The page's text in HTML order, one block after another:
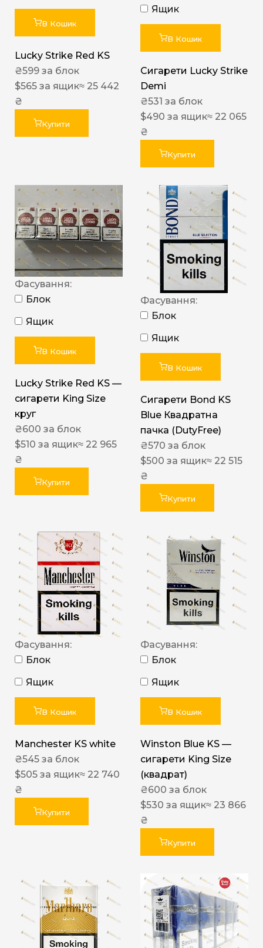
В Кошик
Lucky Strike Red KS
₴599 за блок
$565 за ящик≈ 25 442
₴
Купити
Ящик
В Кошик
Сигарети Lucky Strike
Demi
₴531 за блок
$490 за ящик≈ 22 065
₴
Купити
Фасування:
Блок
Ящик
В Кошик
Lucky Strike Red KS —
сигарети King Size
круг
₴600 за блок
$510 за ящик≈ 22 965
₴
Купити
Фасування:
Блок
Ящик
В Кошик
Сигарети Bond KS
Blue Квадратна
пачка (DutyFree)
₴570 за блок
$500 за ящик≈ 22 515
₴
Купити
Фасування:
Блок
Ящик
В Кошик
Manchester KS white
₴545 за блок
$505 за ящик≈ 22 740
₴
Купити
Фасування:
Блок
Ящик
В Кошик
Winston Blue KS —
сигарети King Size
(квадрат)
₴600 за блок
$530 за ящик≈ 23 866
₴
Купити